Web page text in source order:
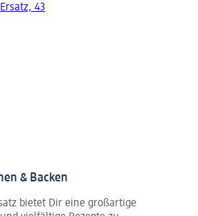
43
& Backen
bietet Dir eine großartige